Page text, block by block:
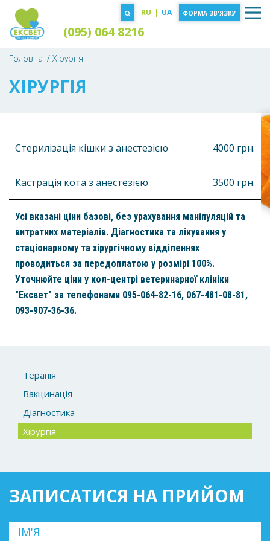
(095) 064 8216
RU | UA ФОРМА ЗВ'ЯЗКУ
Головна Хірургія
ХІРУРГІЯ
Стерилізація кішки з анестезією 4000 грн.
Кастрація кота з анестезією 3500 грн.
Усі вказані ціни базові, без урахування маніпуляцій та
витратних матеріалів. Діагностика та лікування у
стаціонарному та хірургічному відділеннях
проводиться за передоплатою у розмірі 100%.
Уточнюйте ціни у кол-центрі ветеринарної клініки
"Ексвет" за телефонами 095-064-82-16, 067-481-08-81,
093-907-36-36.
Терапія
Вакцинація
Діагностика
Хірургія
ЗАПИСАТИСЯ НА ПРИЙОМ